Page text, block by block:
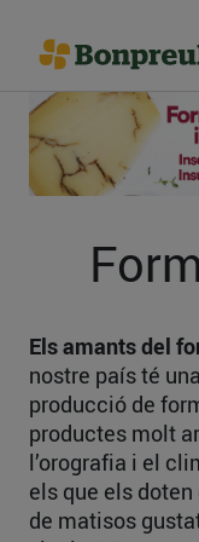
Els amants del
nostre país té
producció de
productes molt
l’orografia i el
els que els
de matisos